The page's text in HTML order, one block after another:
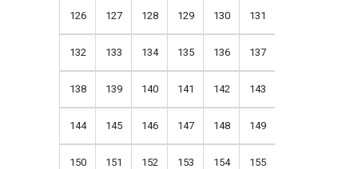
126 127 128 129 130 131
132 133 134 135 136 137
138 139 140 141 142 143
144 145 146 147 148 149
150 151 152 153 154 155